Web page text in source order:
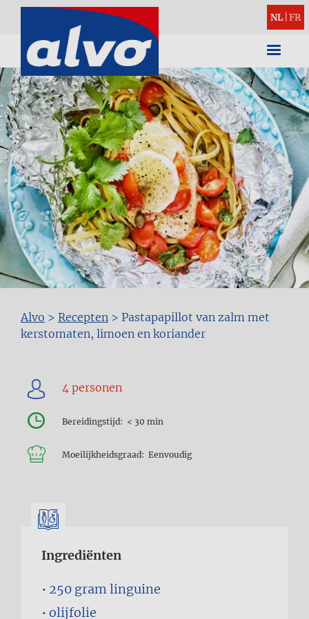
NL FR
Kruimelpad
Alvo > Recepten > Pastapapillot van zalm met
kerstomaten, limoen en koriander
Bereidingstijd < 30 min
Moeilijkheidsgraad Eenvoudig
Ingrediënten
250 gramlinguine
olijfolie